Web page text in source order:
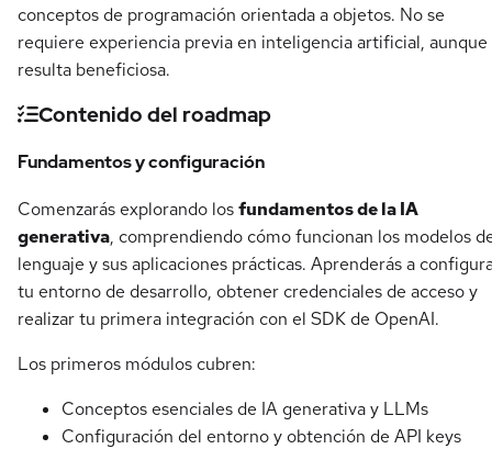
conceptos de programación orientada a objetos. No se
requiere experiencia previa en inteligencia artificial, aunque
resulta beneficiosa.
Contenido del roadmap
Fundamentos y configuración
Comenzarás explorando losfundamentos de la IA
generativa, comprendiendo cómo funcionan los modelos
lenguaje y sus aplicaciones prácticas. Aprenderás a
tu entorno de desarrollo, obtener credenciales de acceso y
realizar tu primera integración con el SDK de OpenAI.
Los primeros módulos cubren:
Conceptos esenciales de IA generativa y LLMs
Configuración del entorno y obtención de API keys